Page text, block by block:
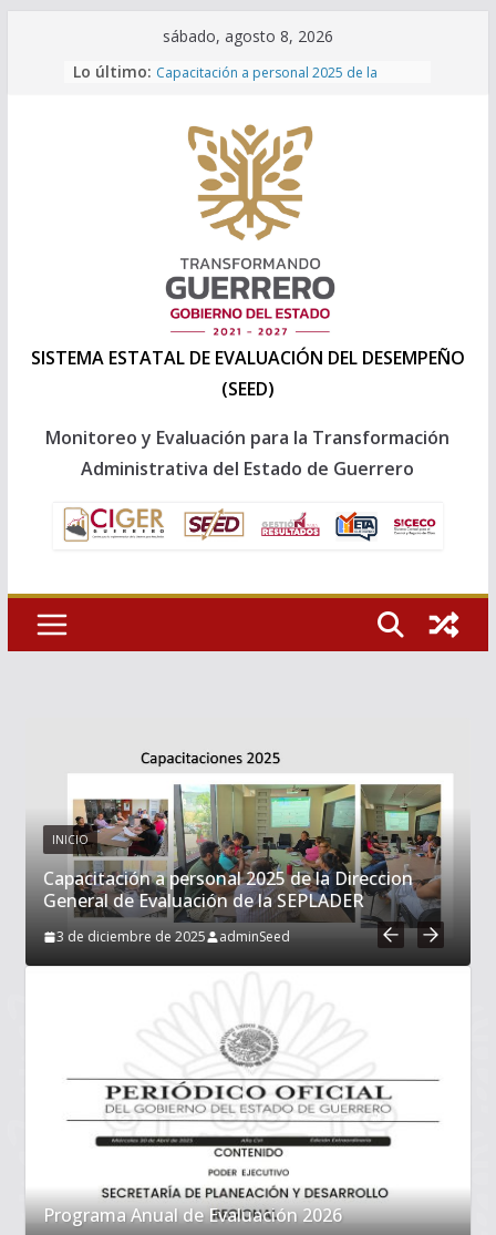
sábado, agosto 8, 2026
Lo último: Capacitación a personal 2025 de la
INEGI – POBREZA MULTIDIMENSIONAL
Programa Anual de Evaluación 2026
Formatos Presupuesto 2027
Formatos Presupuesto 2026
SISTEMA ESTATAL DE EVALUACIÓN DEL DESEMPEÑO
(SEED)
Monitoreo y Evaluación para la Transformación
Administrativa del Estado de Guerrero
INICIO
Capacitación a personal 2025 de la Direccion
General de Evaluación de la SEPLADER
3 de diciembre de 2025 adminSeed
Programa Anual de Evaluación 2026